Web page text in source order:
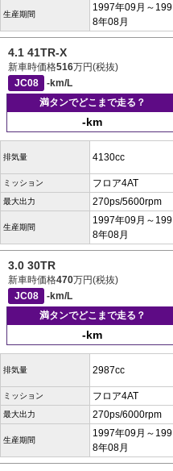
生産期間
1997年09月～199
8年08月
4.1 41TR-X
新車時価格516万円(税抜)
JC08
-km/L
満タンでどこまで走る？
-km
排気量 4130cc
ミッション フロア4AT
最大出力 270ps/5600rpm
生産期間
1997年09月～199
8年08月
3.0 30TR
新車時価格470万円(税抜)
JC08
-km/L
満タンでどこまで走る？
-km
排気量 2987cc
ミッション フロア4AT
最大出力 270ps/6000rpm
生産期間
1997年09月～199
8年08月